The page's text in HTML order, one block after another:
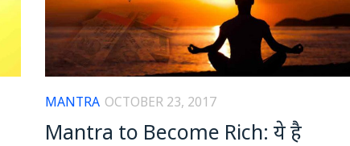
MANTRA OCTOBER 23, 2017
Mantra to Become Rich: ये है